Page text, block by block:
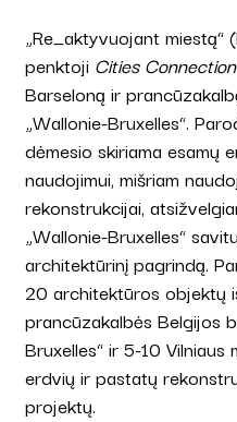
„Re_aktyvuojant
penktoji Cities
Barseloną ir
„Wallonie-Bruxelles“.
dėmesio skiriama esamų
naudojimui, mišriam
rekonstrukcijai,
„Wallonie-Bruxelles“
architektūrinį pagrindą.
20 architektūros objektų
prancūzakalbės Belgijos
Bruxelles“ ir 5-10
erdvių ir pastatų
projektų.